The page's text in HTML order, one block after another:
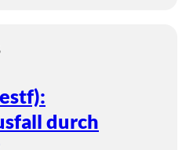
durch